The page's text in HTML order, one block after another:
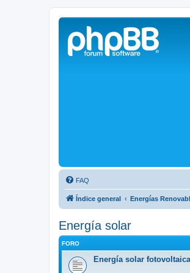
Solax FAQ
Lugar para intercambiar dudas sobre
FAQ
Índice general Energías
Energía solar
FORO
Energía solar fotovoltaica